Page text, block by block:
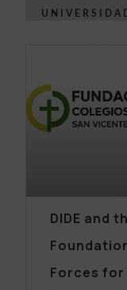
DIDE and
Forces